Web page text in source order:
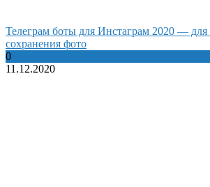
Телеграм боты для Инстаграм 2020 — для
сохранения фото
0
11.12.2020